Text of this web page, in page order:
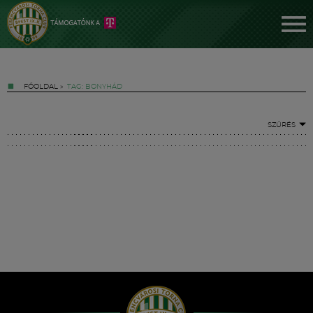
FŐOLDAL » TAG: BONYHÁD
SZŰRÉS
Hírek